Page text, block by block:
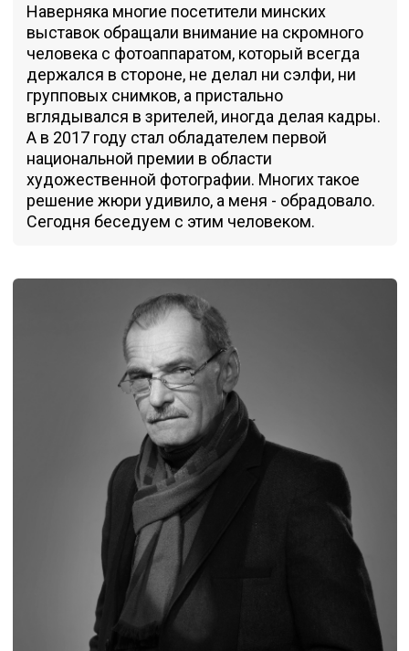
Наверняка многие посетители минских
выставок обращали внимание на скромного
человека с фотоаппаратом, который всегда
держался в стороне, не делал ни сэлфи, ни
групповых снимков, а пристально
вглядывался в зрителей, иногда делая кадры.
А в 2017 году стал обладателем первой
национальной премии в области
художественной фотографии. Многих такое
решение жюри удивило, а меня - обрадовало.
Сегодня беседуем с этим человеком.